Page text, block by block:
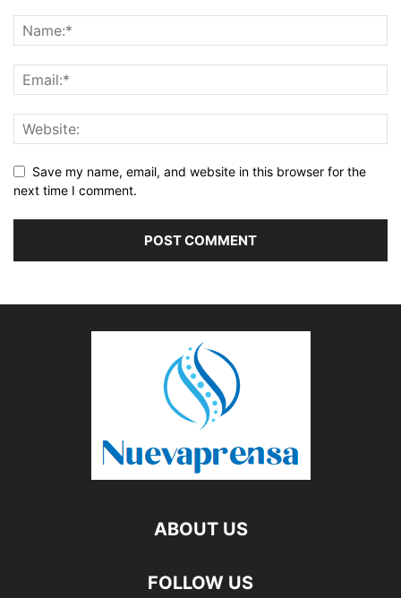
Save my name, email, and website in this browser for the
next time I comment.
ABOUT US
FOLLOW US